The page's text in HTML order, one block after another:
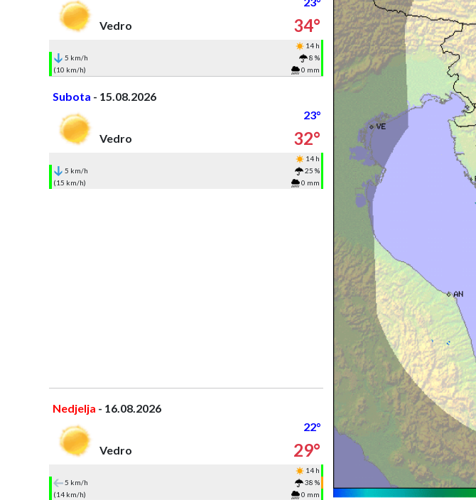
Vedro
34°
14 h
5 km/h
8 %
(10 km/h)
0 mm
Subota - 15.08.2026
23°
Vedro
32°
14 h
5 km/h
25 %
(15 km/h)
0 mm
Nedjelja - 16.08.2026
22°
Vedro
29°
14 h
5 km/h
38 %
(14 km/h)
0 mm